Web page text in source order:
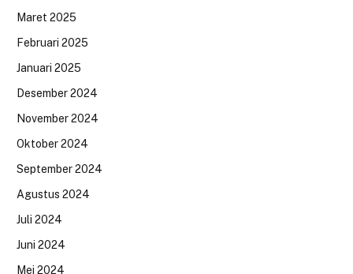
Maret 2025
Februari 2025
Januari 2025
Desember 2024
November 2024
Oktober 2024
September 2024
Agustus 2024
Juli 2024
Juni 2024
Mei 2024